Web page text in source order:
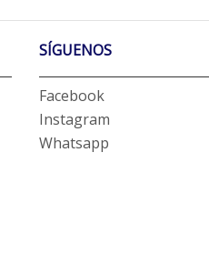
SÍGUENOS
Facebook
Instagram
Whatsapp